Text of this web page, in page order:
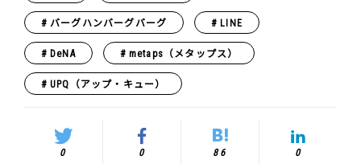
バーグハンバーグバーグ LINE
DeNA metaps（メタップス）
UPQ（アップ・キュー）
0 0 86 0